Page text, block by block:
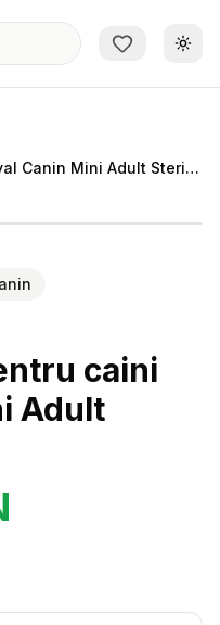
Hrana uscata pentru caini Royal Canin Mini Adult Sterilised 1 kg
caini
Adult